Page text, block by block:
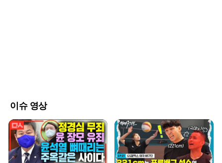
픈AI는 이를 단순한 스마트 스피커가 아닌 사용자의 취향을 완벽히 이
명령 수행에 그쳤다면, 이 기기는 능동적으로 사용자의 업무를 돕고
대화를 이어나가는 지능형 에이전트를 지향한다.제품 디자인은 과거
애플의 전성기를 이끌었던 조니 아이브가 맡아 화제를 모으고 있다.
오픈AI는 아이브가 설립한 디자인 스타트업을 인수하며 애플 출신의
이슈 영상